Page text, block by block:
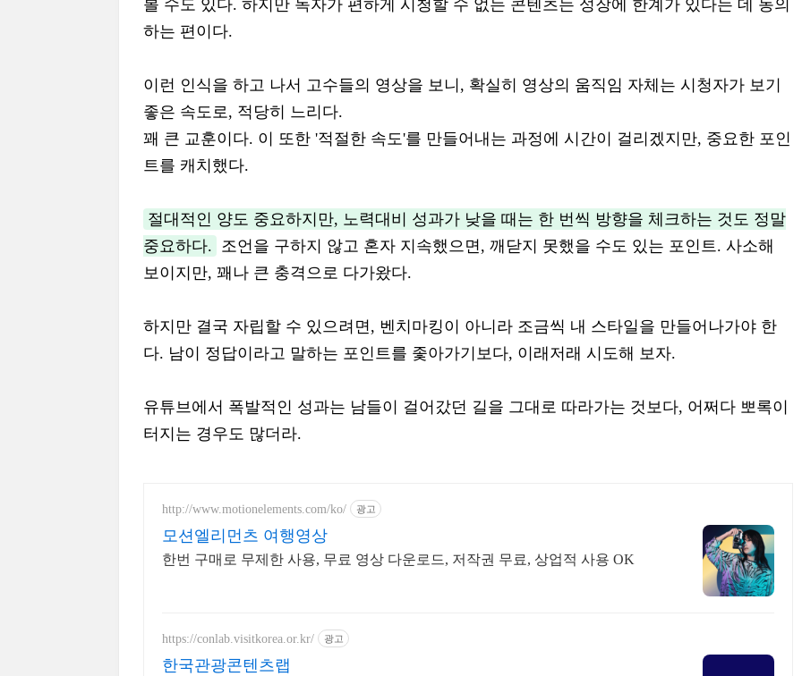
볼 수도 있다. 하지만 독자가 편하게 시청할 수 없는 콘텐츠는 성장에 한계가 있다는 데 동의
하는 편이다.
이런 인식을 하고 나서 고수들의 영상을 보니, 확실히 영상의 움직임 자체는 시청자가 보기
좋은 속도로, 적당히 느리다.
꽤 큰 교훈이다. 이 또한 '적절한 속도'를 만들어내는 과정에 시간이 걸리겠지만, 중요한 포인
트를 캐치했다.
절대적인 양도 중요하지만, 노력대비 성과가 낮을 때는 한 번씩 방향을 체크하는 것도 정말
중요하다. 조언을 구하지 않고 혼자 지속했으면, 깨닫지 못했을 수도 있는 포인트. 사소해
보이지만, 꽤나 큰 충격으로 다가왔다.
하지만 결국 자립할 수 있으려면, 벤치마킹이 아니라 조금씩 내 스타일을 만들어나가야 한
다. 남이 정답이라고 말하는 포인트를 좇아가기보다, 이래저래 시도해 보자.
유튜브에서 폭발적인 성과는 남들이 걸어갔던 길을 그대로 따라가는 것보다, 어쩌다 뽀록이
터지는 경우도 많더라.
http://www.motionelements.com/ko/ 광고
모션엘리먼츠 여행영상
한번 구매로 무제한 사용, 무료 영상 다운로드, 저작권 무료, 상업적 사용 OK
https://conlab.visitkorea.or.kr/ 광고
한국관광콘텐츠랩